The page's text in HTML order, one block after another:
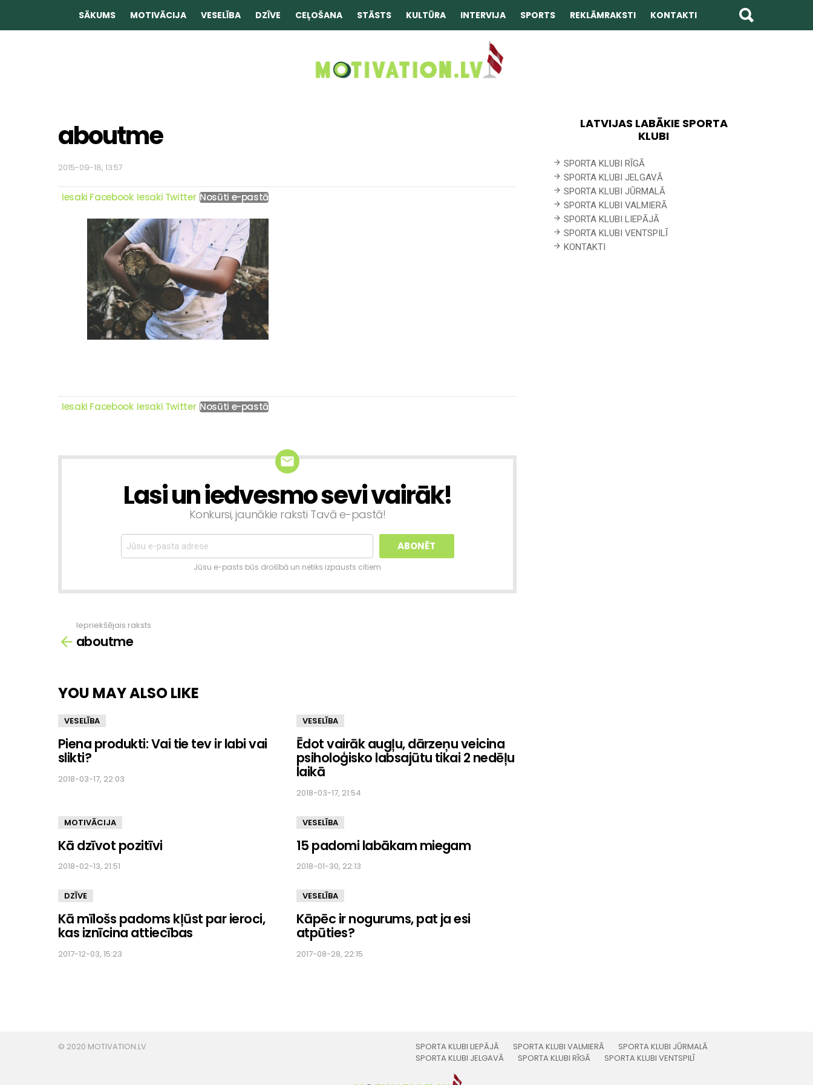
SĀKUMS MOTIVĀCIJA VESELĪBA DZĪVE CEĻOŠANA STĀSTS KULTŪRA INTERVIJA SPORTS REKLĀMRAKSTI KONTAKTI
aboutme
2015-09-18, 13:57
Iesaki Facebook Iesaki Twitter Nosūti e-pastā
Iesaki Facebook Iesaki Twitter Nosūti e-pastā
NEWSLETTERLasi un iedvesmo sevi vairāk!
Konkursi, jaunākie raksti Tavā e-pastā!
Jūsu e-pasts būs drošībā un netiks izpausts citiem
Skatīt
vairāk
Iepriekšējais raksts
aboutme
YOU MAY ALSO LIKE
VESELĪBA
Piena produkti: Vai tie tev ir labi vai
slikti?
2018-03-17, 22:03
VESELĪBA
Ēdot vairāk augļu, dārzeņu veicina
psiholoģisko labsajūtu tikai 2 nedēļu
laikā
2018-03-17, 21:54
MOTIVĀCIJA
Kā dzīvot pozitīvi
2018-02-13, 21:51
VESELĪBA
15 padomi labākam miegam
2018-01-30, 22:13
DZĪVE
Kā mīlošs padoms kļūst par ieroci,
kas iznīcina attiecības
2017-12-03, 15:23
VESELĪBA
Kāpēc ir nogurums, pat ja esi
atpūties?
2017-08-28, 22:15
LATVIJAS LABĀKIE SPORTA
KLUBI
SPORTA KLUBI RĪGĀ
SPORTA KLUBI JELGAVĀ
SPORTA KLUBI JŪRMALĀ
SPORTA KLUBI VALMIERĀ
SPORTA KLUBI LIEPĀJĀ
SPORTA KLUBI VENTSPILĪ
KONTAKTI
SPORTA KLUBI LIEPĀJĀ SPORTA KLUBI VALMIERĀ
SPORTA KLUBI JŪRMALĀ
SPORTA KLUBI JELGAVĀ
SPORTA KLUBI RĪGĀ SPORTA KLUBI VENTSPILĪ